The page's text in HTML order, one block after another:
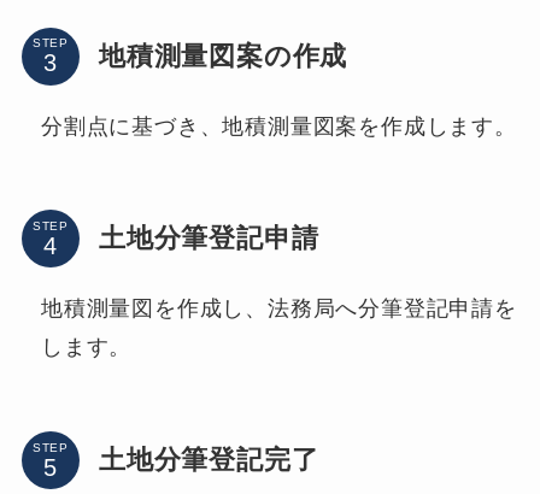
STEP 地積測量図案の作成
分割点に基づき、地積測量図案を作成します。
STEP 土地分筆登記申請
地積測量図を作成し、法務局へ分筆登記申請を
します。
STEP 土地分筆登記完了